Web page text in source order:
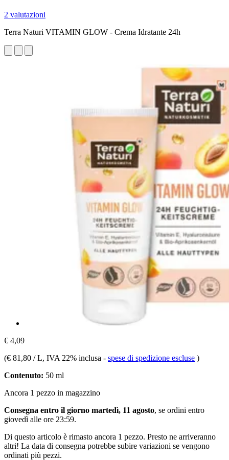
2 valutazioni
Terra Naturi VITAMIN GLOW - Crema Idratante 24h
€ 4,09
(€ 81,80 / L, IVA 22% inclusa - spese di spedizione escluse )
Contenuto: 50 ml
Ancora 1 pezzo in magazzino
Consegna entro il giorno martedì, 11 agosto, se ordini entro
giovedì alle ore 23:59.
Di questo articolo è rimasto ancora 1 pezzo. Presto ne arriveranno
altri! La data di consegna potrebbe subire variazioni se vengono
ordinati più pezzi.